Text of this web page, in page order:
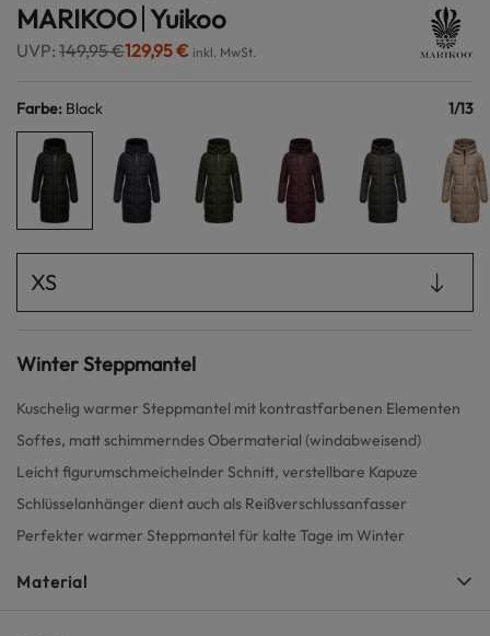
MARIKOO Yuikoo
UVP: 149,95 €129,95 € inkl. MwSt.
Farbe: Black 1/13
XS
Winter Steppmantel
Kuschelig warmer Steppmantel mit kontrastfarbenen Elementen
Softes, matt schimmerndes Obermaterial (windabweisend)
Leicht figurumschmeichelnder Schnitt, verstellbare Kapuze
Schlüsselanhänger dient auch als Reißverschlussanfasser
Perfekter warmer Steppmantel für kalte Tage im Winter
Material